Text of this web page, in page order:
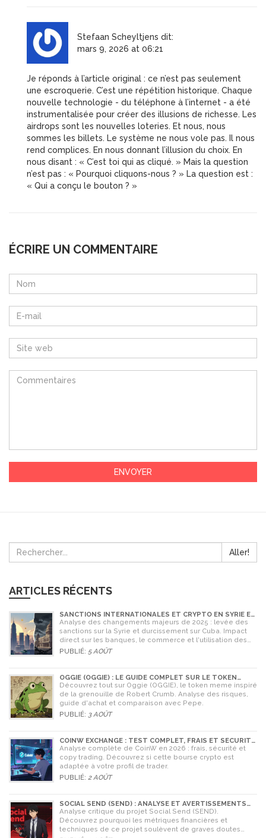
Stefaan Scheyltjens dit:
mars 9, 2026 at 06:21
Je réponds à l’article original : ce n’est pas seulement
une escroquerie. C’est une répétition historique. Chaque
nouvelle technologie - du téléphone à l’internet - a été
instrumentalisée pour créer des illusions de richesse. Les
airdrops sont les nouvelles loteries. Et nous, nous
sommes les billets. Le système ne nous vole pas. Il nous
rend complices. En nous donnant l’illusion du choix. En
nous disant : « C’est toi qui as cliqué. » Mais la question
n’est pas : « Pourquoi cliquons-nous ? » La question est :
« Qui a conçu le bouton ? »
ÉCRIRE UN COMMENTAIRE
Aller!
ARTICLES RÉCENTS
SANCTIONS INTERNATIONALES ET CRYPTO EN SYRIE ET
CUBA : L'IMPACT MAJEUR DE 2025
Analyse des changements majeurs de 2025 : levée des
sanctions sur la Syrie et durcissement sur Cuba. Impact
direct sur les banques, le commerce et l'utilisation des
cryptomonnaies comme Bitcoin.
PUBLIÉ: 5 AOÛT
OGGIE (OGGIE) : LE GUIDE COMPLET SUR LE TOKEN
MEME DE LA GRENOUILLE
Découvrez tout sur Oggie (OGGIE), le token meme inspiré
de la grenouille de Robert Crumb. Analyse des risques,
guide d'achat et comparaison avec Pepe.
PUBLIÉ: 3 AOÛT
COINW EXCHANGE : TEST COMPLET, FRAIS ET SÉCURITÉ
EN 2026
Analyse complète de CoinW en 2026 : frais, sécurité et
copy trading. Découvrez si cette bourse crypto est
adaptée à votre profil de trader.
PUBLIÉ: 2 AOÛT
SOCIAL SEND (SEND) : ANALYSE ET AVERTISSEMENTS
CRITIQUES POUR 2026
Analyse critique du projet Social Send (SEND).
Découvrez pourquoi les métriques financières et
techniques de ce projet soulèvent de graves doutes